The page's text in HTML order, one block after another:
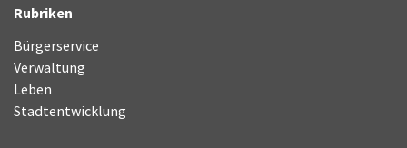
Rubriken
Bürgerservice
Verwaltung
Leben
Stadtentwicklung